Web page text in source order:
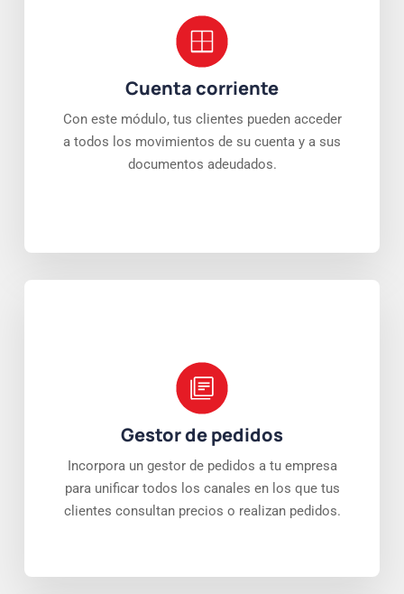
Cuenta corriente
Con este módulo, tus clientes pueden acceder
a todos los movimientos de su cuenta y a sus
documentos adeudados.
Gestor de pedidos
Incorpora un gestor de pedidos a tu empresa
para unificar todos los canales en los que tus
clientes consultan precios o realizan pedidos.